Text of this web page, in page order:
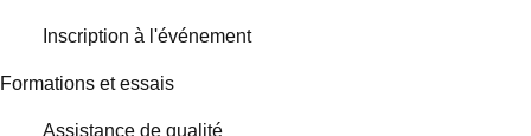
Inscription à l'événement
Formations et essais
Assistance de qualité